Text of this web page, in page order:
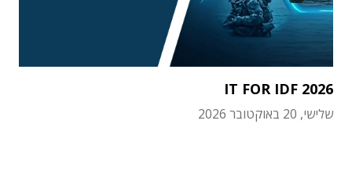
IT FOR IDF 2026
שלישי, 20 באוקטובר 2026